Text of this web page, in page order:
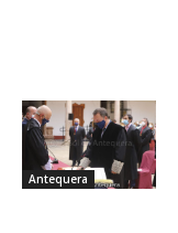
Antequera